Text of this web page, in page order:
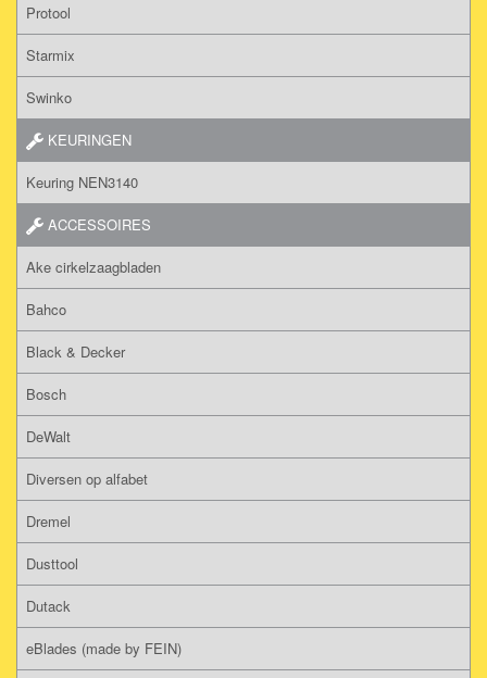
Protool
Starmix
Swinko
KEURINGEN
Keuring NEN3140
ACCESSOIRES
Ake cirkelzaagbladen
Bahco
Black & Decker
Bosch
DeWalt
Diversen op alfabet
Dremel
Dusttool
Dutack
eBlades (made by FEIN)